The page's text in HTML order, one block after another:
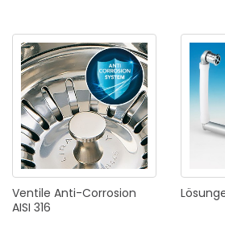
Ventile Anti-Corrosion
AISI 316